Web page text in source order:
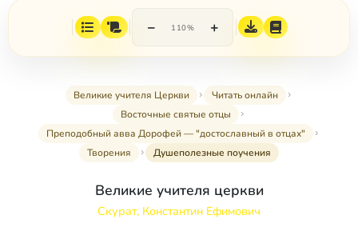
− 110% +
Великие учителя Церкви
Читать онлайн
Восточные святые отцы
Преподобный авва Дорофей — "достославный в отцах"
Творения
Душеполезные поучения
Великие учителя церкви
Скурат, Константин Ефимович